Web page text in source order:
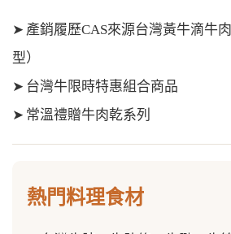
➤ 產銷履歷CAS來源台灣黃牛滴牛
型）
➤ 台灣牛限時特惠組合商品
➤ 常溫禮贈牛肉乾系列
熱門料理食材